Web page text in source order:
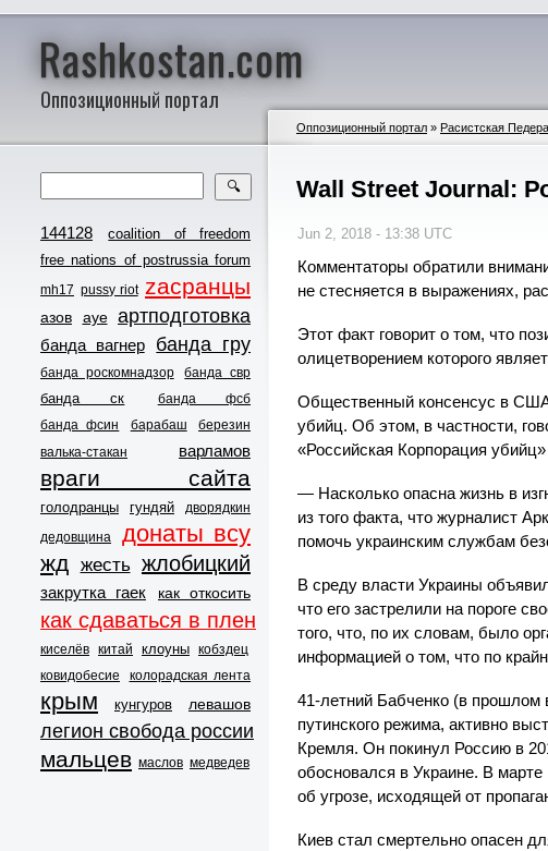
Rashkostan.com
Оппозиционный портал
🔍
144128
coalition of freedom
free nations of postrussia forum
mh17 pussy riot zасранцы
азов ауе артподготовка
банда вагнер банда гру
банда роскомнадзор банда свр
банда ск
банда фсб
банда фсин
барабаш
березин
валька-стакан
варламов
враги сайта
голодранцы гундяй
дворядкин
дедовщина
донаты всу
жд жесть жлобицкий
закрутка гаек как откосить
как сдаваться в плен
киселёв китай клоуны кобздец
ковидобесие
колорадская лента
крым кунгуров левашов
легион свобода россии
мальцев маслов медведев
Оппозиционный портал » Расистская
Wall Street Journal:
Jun 2, 2018 - 13:38 UTC
Комментаторы обратили
не стесняется в выражениях,
Этот факт говорит о том, что
олицетворением которого
Общественный консенсус в США
убийц. Об этом, в частности,
«Российская Корпорация
— Насколько опасна жизнь в
из того факта, что журналист
помочь украинским службам
В среду власти Украины
что его застрелили на пороге
того, что, по их словам, было
информацией о том, что по
41-летний Бабченко (в прошлом
путинского режима, активно
Кремля. Он покинул Россию в
обосновался в Украине. В
об угрозе, исходящей от
Киев стал смертельно опасен